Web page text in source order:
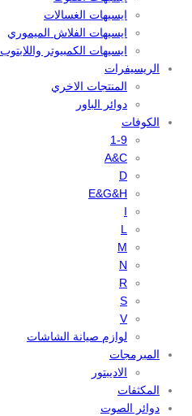
ايسيهات الغسالات
ايسيهات الفلاش الميموري
ايسيهات الكمبيوتر واللابتوب
الريسيفرات
المنتجات الاخري
دوائر الباور
الكوفات
1-9
A&C
D
E&G&H
I
L
M
N
R
S
V
لوازم صيانة الشاشات
المبرمجات
الاديبتور
المكثفات
دوائر الصوت